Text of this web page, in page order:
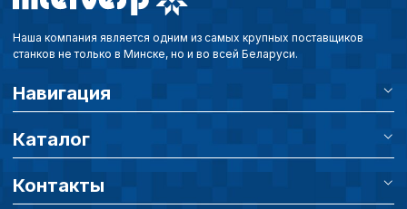
Наша компания является одним из самых крупных поставщиков
станков не только в Минске, но и во всей Беларуси.
Навигация
Каталог
Контакты